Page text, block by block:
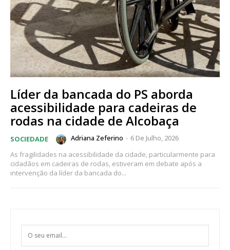
Líder da bancada do PS aborda
acessibilidade para cadeiras de
rodas na cidade de Alcobaça
SOCIEDADE Adriana Zeferino - 6 De Julho, 2026
As fragilidades na acessibilidade da cidade, particularmente para
cidadãos em cadeiras de rodas, estiveram em debate após a
intervenção da líder da bancada do...